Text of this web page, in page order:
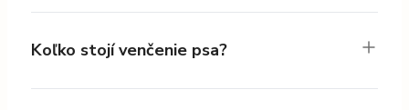
Koľko stojí venčenie psa?